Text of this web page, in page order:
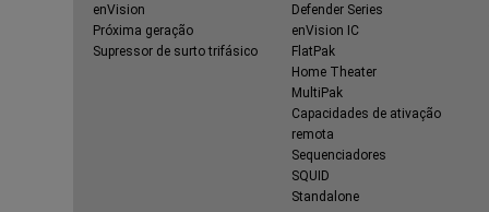
enVision
Próxima geração
Supressor de surto trifásico
Defender Series
enVision IC
FlatPak
Home Theater
MultiPak
Capacidades de ativação
remota
Sequenciadores
SQUID
Standalone